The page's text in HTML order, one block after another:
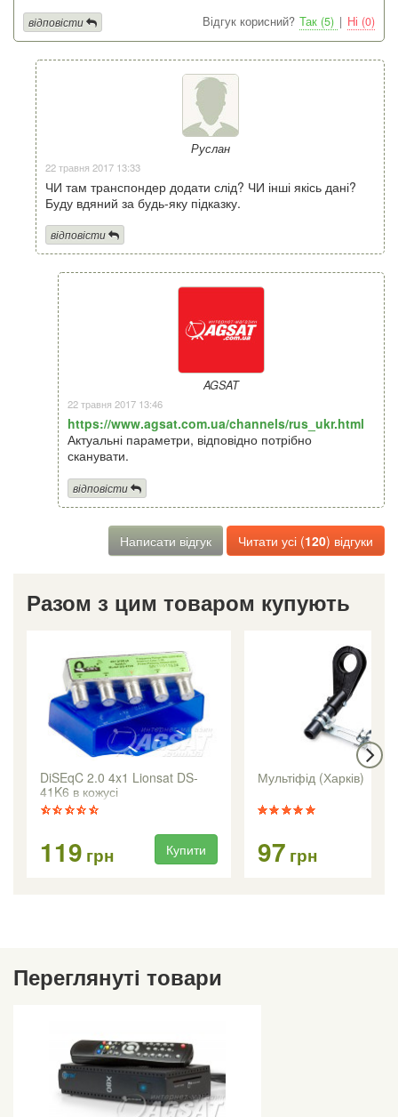
Відгук корисний? Так (5) | Ні (0)
відповісти
Руслан
22 травня 2017 13:33
ЧИ там транспондер додати слід? ЧИ інші якісь дані?
Буду вдяний за будь-яку підказку.
відповісти
AGSAT
22 травня 2017 13:46
https://www.agsat.com.ua/channels/rus_ukr.html
Актуальні параметри, відповідно потрібно
сканувати.
відповісти
Написати відгук Читати усі (120) відгуки
Разом з цим товаром купують
DiSEqC 2.0 4x1 Lionsat DS-
41K6 в кожусі
119 грн Купити
Мультіфід (Харків)
97 грн
Переглянуті товари